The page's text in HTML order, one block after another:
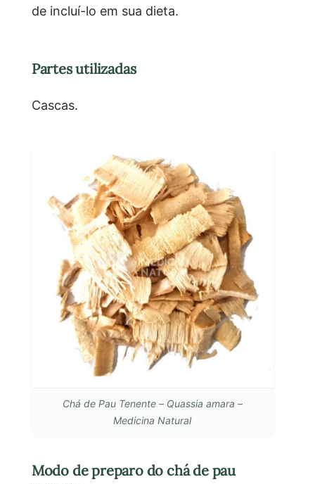
de incluí-lo em sua dieta.
Partes utilizadas
Cascas.
Chá de Pau Tenente – Quassia amara –
Medicina Natural
Modo de preparo do chá de pau